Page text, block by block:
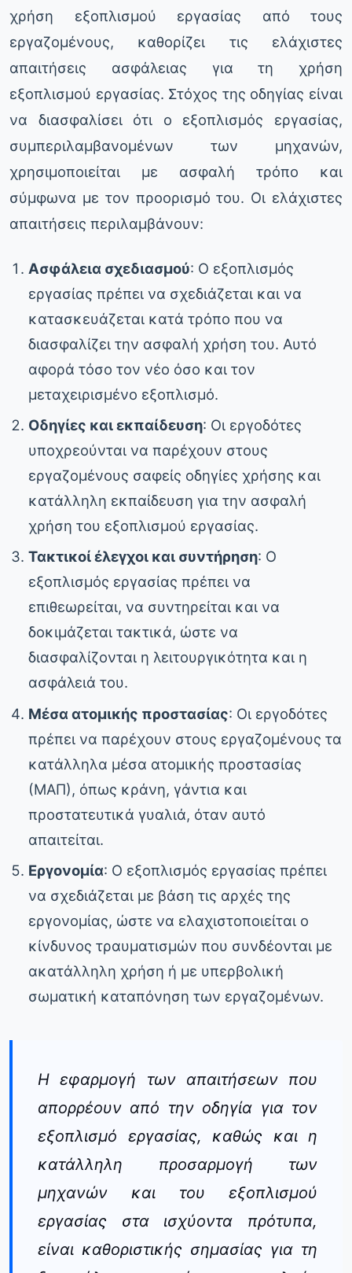
χρήση εξοπλισμού εργασίας από τους
εργαζομένους, καθορίζει τις ελάχιστες
απαιτήσεις ασφάλειας για τη χρήση
εξοπλισμού εργασίας. Στόχος της οδηγίας είναι
να διασφαλίσει ότι ο εξοπλισμός εργασίας,
συμπεριλαμβανομένων των μηχανών,
χρησιμοποιείται με ασφαλή τρόπο και
σύμφωνα με τον προορισμό του. Οι ελάχιστες
απαιτήσεις περιλαμβάνουν:
Ασφάλεια σχεδιασμού: Ο εξοπλισμός
εργασίας πρέπει να σχεδιάζεται και να
κατασκευάζεται κατά τρόπο που να
διασφαλίζει την ασφαλή χρήση του. Αυτό
αφορά τόσο τον νέο όσο και τον
μεταχειρισμένο εξοπλισμό.
Οδηγίες και εκπαίδευση: Οι εργοδότες
υποχρεούνται να παρέχουν στους
εργαζομένους σαφείς οδηγίες χρήσης και
κατάλληλη εκπαίδευση για την ασφαλή
χρήση του εξοπλισμού εργασίας.
Τακτικοί έλεγχοι και συντήρηση: Ο
εξοπλισμός εργασίας πρέπει να
επιθεωρείται, να συντηρείται και να
δοκιμάζεται τακτικά, ώστε να
διασφαλίζονται η λειτουργικότητα και η
ασφάλειά του.
Μέσα ατομικής προστασίας: Οι εργοδότες
πρέπει να παρέχουν στους εργαζομένους τα
κατάλληλα μέσα ατομικής προστασίας
(ΜΑΠ), όπως κράνη, γάντια και
προστατευτικά γυαλιά, όταν αυτό
απαιτείται.
Εργονομία: Ο εξοπλισμός εργασίας πρέπει
να σχεδιάζεται με βάση τις αρχές της
εργονομίας, ώστε να ελαχιστοποιείται ο
κίνδυνος τραυματισμών που συνδέονται με
ακατάλληλη χρήση ή με υπερβολική
σωματική καταπόνηση των εργαζομένων.
Η εφαρμογή των απαιτήσεων που
απορρέουν από την οδηγία για τον
εξοπλισμό εργασίας, καθώς και η
κατάλληλη προσαρμογή των
μηχανών και του εξοπλισμού
εργασίας στα ισχύοντα πρότυπα,
είναι καθοριστικής σημασίας για τη